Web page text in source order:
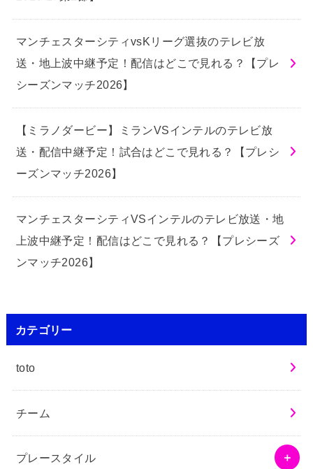
マンチェスターシティvsKリーグ選抜のテレビ放
送・地上波中継予定！配信はどこで見れる？【プレ
シーズンマッチ2026】
【ミラノダービー】ミランVSインテルのテレビ放
送・配信中継予定！試合はどこで見れる？【プレシ
ーズンマッチ2026】
マンチェスターシティVSインテルのテレビ放送・地
上波中継予定！配信はどこで見れる？【プレシーズ
ンマッチ2026】
カテゴリー
toto
チーム
プレースタイル